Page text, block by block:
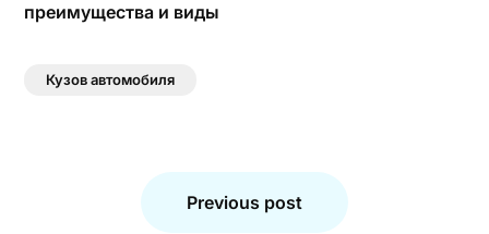
преимущества и виды
Кузов автомобиля
Previous post